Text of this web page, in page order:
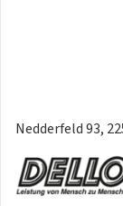
Nedderfeld 93,